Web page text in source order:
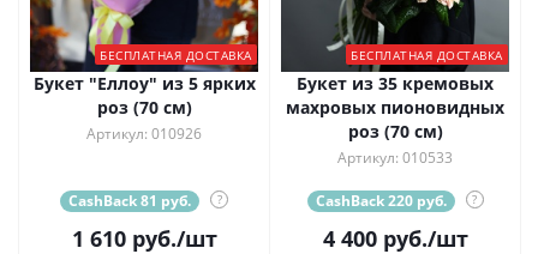
БЕСПЛАТНАЯ ДОСТАВКА
Букет "Еллоу" из 5 ярких
роз (70 см)
Артикул: 010926
CashBack 81 руб. ?
1 610руб./шт
БЕСПЛАТНАЯ ДОСТАВКА
Букет из 35 кремовых
махровых пионовидных
роз (70 см)
Артикул: 010533
CashBack 220 руб. ?
4 400руб./шт